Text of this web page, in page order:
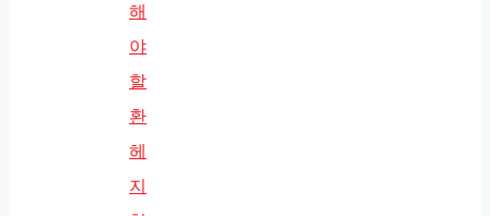
해
야
할
환
헤
지